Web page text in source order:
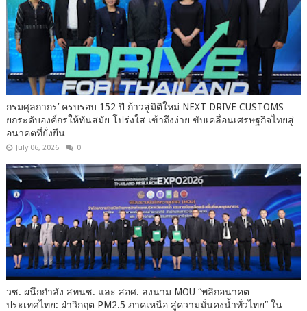
กรมศุลกากร’ ครบรอบ 152 ปี ก้าวสู่มิติใหม่ NEXT DRIVE CUSTOMS
ยกระดับองค์กรให้ทันสมัย โปร่งใส เข้าถึงง่าย ขับเคลื่อนเศรษฐกิจไทยสู่
อนาคตที่ยั่งยืน
July 06, 2026 0
วช. ผนึกกำลัง สทนช. และ สอศ. ลงนาม MOU “พลิกอนาคต
ประเทศไทย: ฝ่าวิกฤต PM2.5 ภาคเหนือ สู่ความมั่นคงน้ำทั่วไทย” ใน